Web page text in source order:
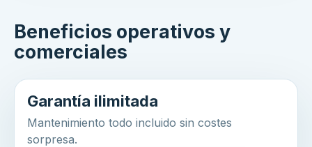
Beneficios operativos y
comerciales
Garantía ilimitada
Mantenimiento todo incluido sin costes
sorpresa.